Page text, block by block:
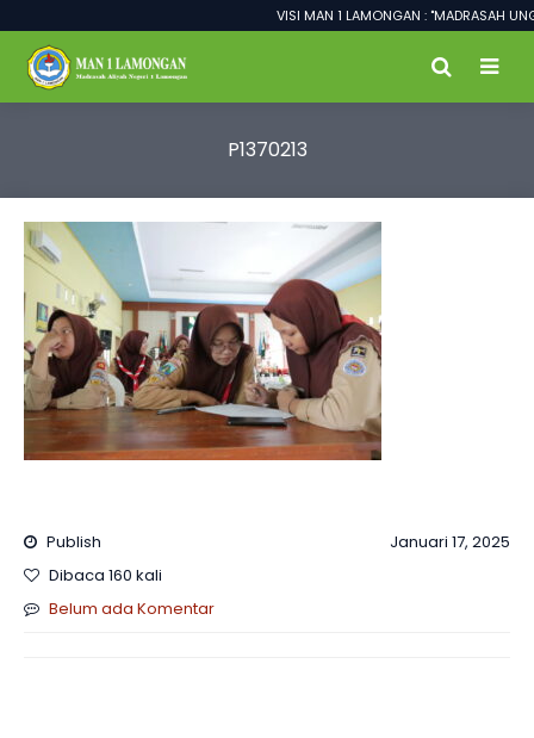
VISI MAN 1 LAMONGAN : "MADRASAH
P1370213
Publish
Januari 17, 2025
Dibaca 160 kali
Belum ada Komentar